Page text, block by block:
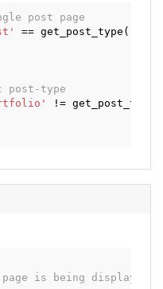
post page
== get_post_type() ) {
type
!=
is being displayed.